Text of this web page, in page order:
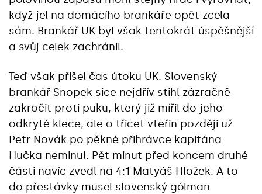
když jel na domácího brankáře opět zcela
sám. Brankář UK byl však tentokrát úspěšnější
a svůj celek zachránil.
Teď však přišel čas útoku UK. Slovenský
brankář Snopek sice nejdřív stihl zázračně
zakročit proti puku, který již mířil do jeho
odkryté klece, ale o třicet vteřin později už
Petr Novák po pěkné přihrávce kapitána
Hučka neminul. Pět minut před koncem druhé
části navíc zvedl na 4:1 Matyáš Hložek. A to
do přestávky musel slovenský gólman